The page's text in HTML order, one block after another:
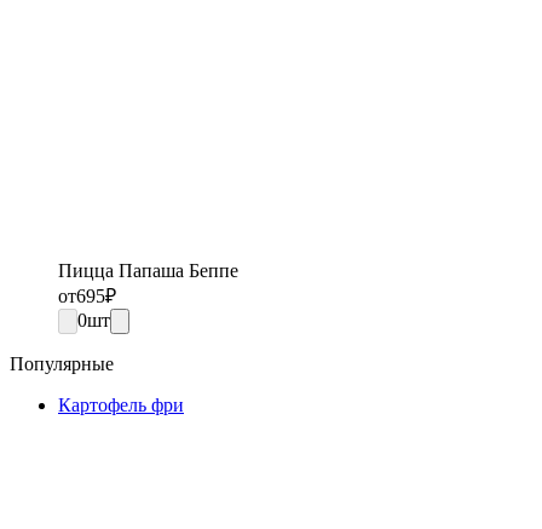
Пицца Папаша Беппе
от695₽
0шт
Популярные
Картофель фри